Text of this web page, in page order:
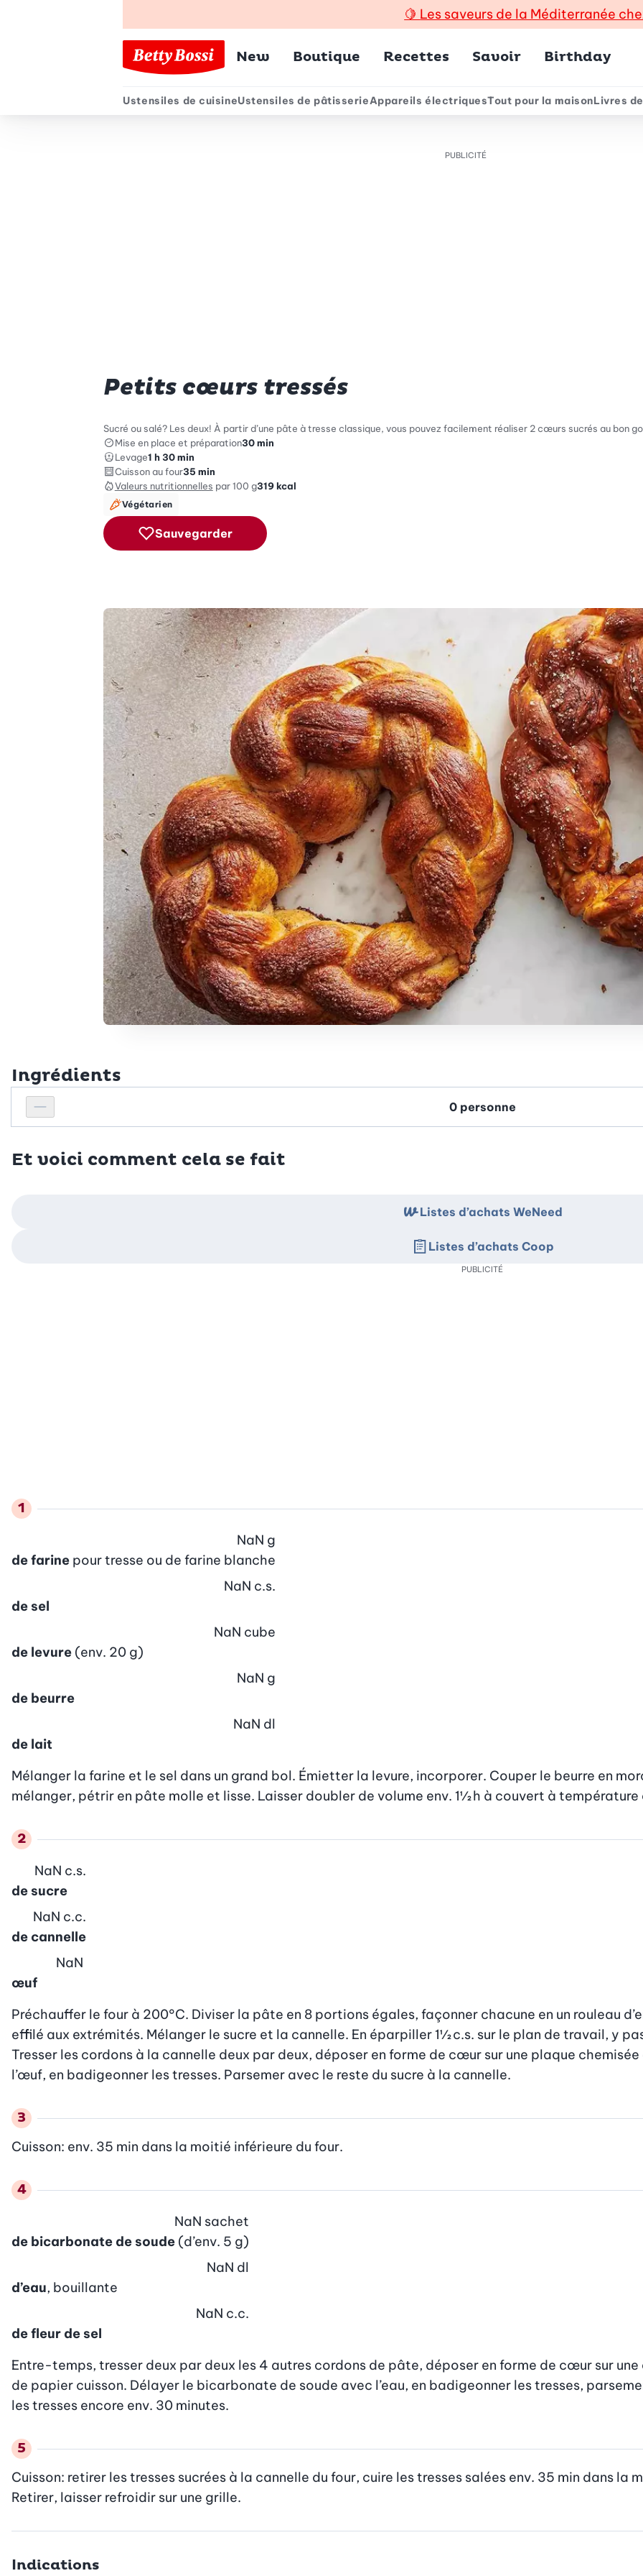
🍋 Les saveurs de la Méditerranée
Menu principal
New Boutique Recettes Savoir Birthday
Menu secondaire
Ustensiles de cuisineUstensiles de pâtisserieAppareils électriquesTout pour la maisonLivres
PUBLICITÉ
Petits cœurs tressés
Sucré ou salé? Les deux! À partir d’une pâte à tresse classique, vous pouvez facilement réaliser 2 cœurs sucrés au
Mise en place et préparation30 min
Levage1 h 30 min
Cuisson au four35 min
Valeurs nutritionnelles par 100 g319 kcal
Végétarien
Sauvegarder
Ingrédients
Réduire le nombre de personnes
Personnes
Et voici comment cela se fait
de farine pour tresse ou de farine blanche
NaN g
de sel
NaN c.s.
de levure (env. 20 g)
NaN cube
de beurre
NaN g
de lait
NaN dl
Mélanger la farine et le sel dans un grand bol. Émietter la levure, incorporer. Couper le beurre en
mélanger, pétrir en pâte molle et lisse. Laisser doubler de volume env. 1½ h à couvert à
de sucre
NaN c.s.
de cannelle
NaN c.c.
œuf
NaN
Préchauffer le four à 200°C. Diviser la pâte en 8 portions égales, façonner chacune en un rouleau
effilé aux extrémités. Mélanger le sucre et la cannelle. En éparpiller 1½ c.s. sur le plan de travail, y
Tresser les cordons à la cannelle deux par deux, déposer en forme de cœur sur une plaque
l’œuf, en badigeonner les tresses. Parsemer avec le reste du sucre à la cannelle.
Cuisson: env. 35 min dans la moitié inférieure du four.
de bicarbonate de soude (d’env. 5 g)
NaN sachet
d’eau, bouillante
NaN dl
de fleur de sel
NaN c.c.
Entre-temps, tresser deux par deux les 4 autres cordons de pâte, déposer en forme de cœur sur
de papier cuisson. Délayer le bicarbonate de soude avec l’eau, en badigeonner les tresses,
les tresses encore env. 30 minutes.
Cuisson: retirer les tresses sucrées à la cannelle du four, cuire les tresses salées env. 35 min dans la
Retirer, laisser refroidir sur une grille.
Listes d’achats WeNeed
Listes d’achats Coop
PUBLICITÉ
Indications